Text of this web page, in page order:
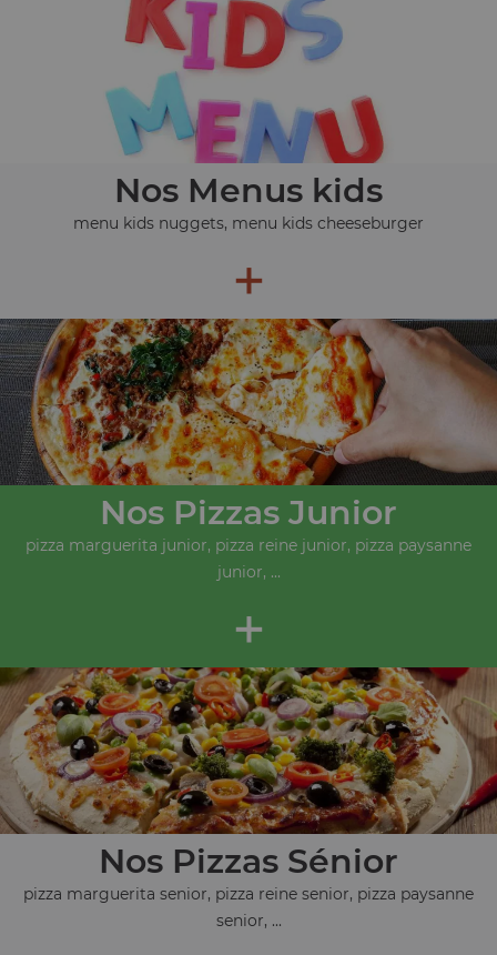
Nos Menus kids
menu kids nuggets, menu kids cheeseburger
+
Nos Pizzas Junior
pizza marguerita junior, pizza reine junior, pizza paysanne
junior, ...
+
Nos Pizzas Sénior
pizza marguerita senior, pizza reine senior, pizza paysanne
senior, ...